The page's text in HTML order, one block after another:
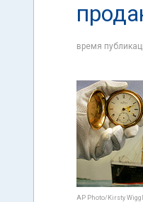
время
AP Photo/Kirsty